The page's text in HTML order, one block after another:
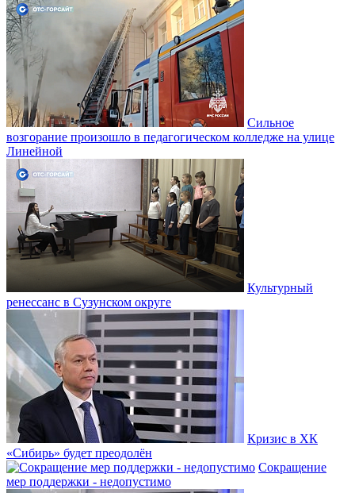
Сильное
возгорание произошло в педагогическом колледже на улице
Линейной
Культурный
ренессанс в Сузунском округе
Кризис в ХК
«Сибирь» будет преодолён
Сокращение
мер поддержки - недопустимо